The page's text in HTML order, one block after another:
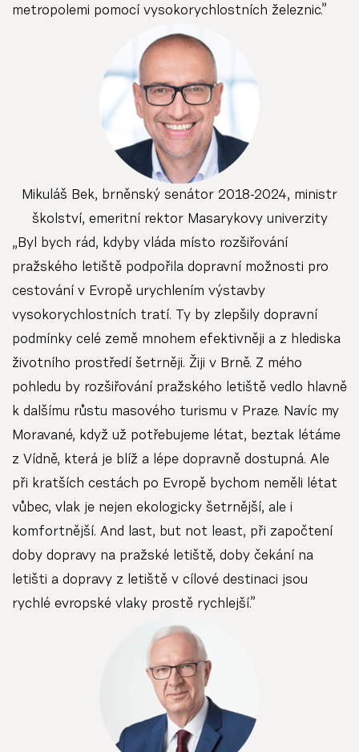
metropolemi pomocí vysokorychlostních železnic.”
Mikuláš Bek, brněnský senátor 2018-2024, ministr
školství, emeritní rektor Masarykovy univerzity
„Byl bych rád, kdyby vláda místo rozšiřování
pražského letiště podpořila dopravní možnosti pro
cestování v Evropě urychlením výstavby
vysokorychlostních tratí. Ty by zlepšily dopravní
podmínky celé země mnohem efektivněji a z hlediska
životního prostředí šetrněji. Žiji v Brně. Z mého
pohledu by rozšiřování pražského letiště vedlo hlavně
k dalšímu růstu masového turismu v Praze. Navíc my
Moravané, když už potřebujeme létat, beztak létáme
z Vídně, která je blíž a lépe dopravně dostupná. Ale
při kratších cestách po Evropě bychom neměli létat
vůbec, vlak je nejen ekologicky šetrnější, ale i
komfortnější. And last, but not least, při započtení
doby dopravy na pražské letiště, doby čekání na
letišti a dopravy z letiště v cílové destinaci jsou
rychlé evropské vlaky prostě rychlejší.”